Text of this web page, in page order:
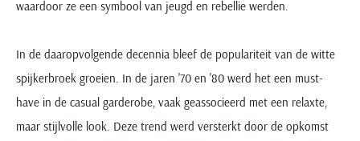
waardoor ze een symbool van jeugd en rebellie werden.
In de daaropvolgende decennia bleef de populariteit van de witte
spijkerbroek groeien. In de jaren '70 en '80 werd het een must-
have in de casual garderobe, vaak geassocieerd met een relaxte,
maar stijlvolle look. Deze trend werd versterkt door de opkomst